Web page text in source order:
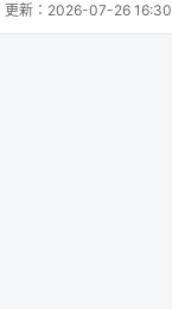
更新： 2026-07-26 16:30